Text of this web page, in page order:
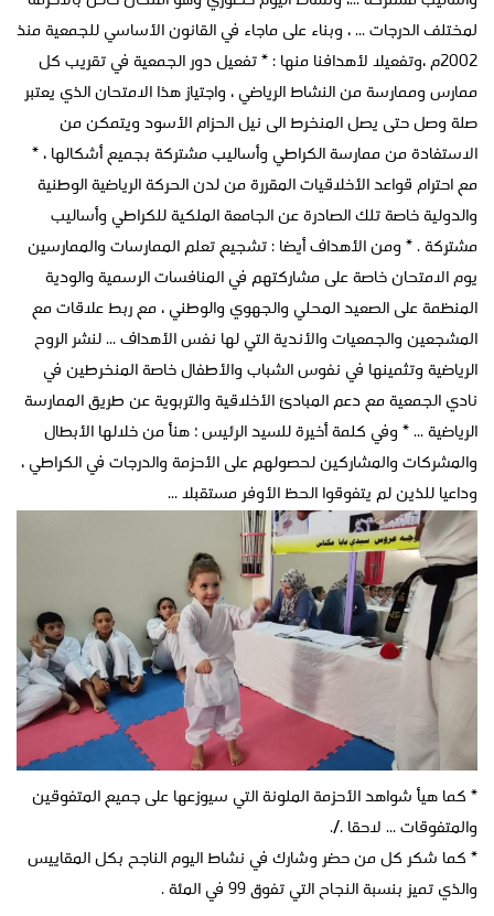
لمختلف الدرجات ... ، وبناء على ماجاء في القانون الأساسي للجمعية منذ
2002م ،وتفعيلا لأهدافنا منها : * تفعيل دور الجمعية في تقريب كل
ممارس وممارسة من النشاط الرياضي ، واجتياز هذا الامتحان الذي يعتبر
صلة وصل حتى يصل المنخرط الى نيل الحزام الأسود ويتمكن من
الاستفادة من ممارسة الكراطي وأساليب مشتركة بجميع أشكالها ، *
مع احترام قواعد الأخلاقيات المقررة من لدن الحركة الرياضية الوطنية
والدولية خاصة تلك الصادرة عن الجامعة الملكية للكراطي وأساليب
مشتركة . * ومن الأهداف أيضا : تشجيع تعلم الممارسات والممارسين
يوم الامتحان خاصة على مشاركتهم في المنافسات الرسمية والودية
المنظمة على الصعيد المحلي والجهوي والوطني ، مع ربط علاقات مع
المشجعين والجمعيات والأندية التي لها نفس الأهداف ... لنشر الروح
الرياضية وتثمينها في نفوس الشباب والأطفال خاصة المنخرطين في
نادي الجمعية مع دعم المبادئ الأخلاقية والتربوية عن طريق الممارسة
الرياضية ... * وفي كلمة أخيرة للسيد الرئيس ؛ هنأ من خلالها الأبطال
والمشركات والمشاركين لحصولهم على الأحزمة والدرجات في الكراطي ،
وداعيا للذين لم يتفوقوا الحظ الأوفر مستقبلا ...
* كما هيأ شواهد الأحزمة الملونة التي سيوزعها على جميع المتفوقين
والمتفوقات ... لاحقا ./.
* كما شكر كل من حضر وشارك في نشاط اليوم الناجح بكل المقاييس
والذي تميز بنسبة النجاح التي تفوق 99 في المئة .